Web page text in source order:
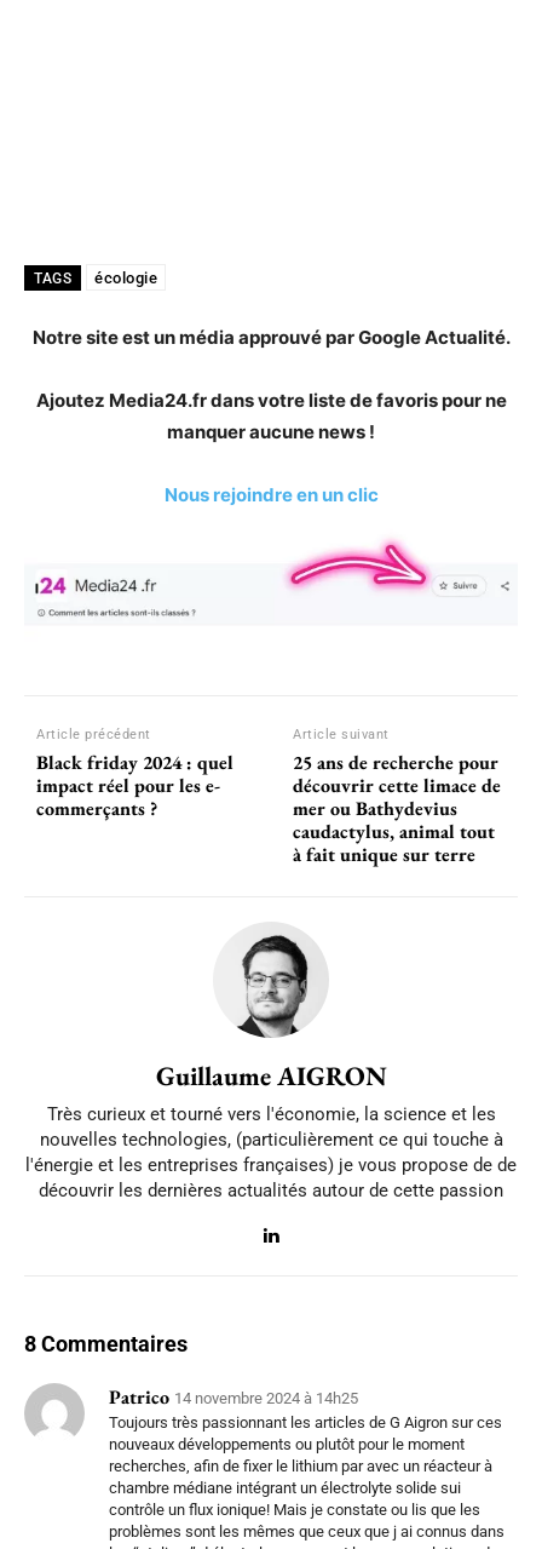
TAGS écologie
Notre site est un média approuvé par Google Actualité.
Ajoutez Media24.fr dans votre liste de favoris pour ne
manquer aucune news !
Nous rejoindre en un clic
Article précédent
Black friday 2024 : quel
impact réel pour les e-
commerçants ?
Article suivant
25 ans de recherche pour
découvrir cette limace de
mer ou Bathydevius
caudactylus, animal tout
à fait unique sur terre
Guillaume AIGRON
Très curieux et tourné vers l'économie, la science et les
nouvelles technologies, (particulièrement ce qui touche à
l'énergie et les entreprises françaises) je vous propose de de
découvrir les dernières actualités autour de cette passion
8 Commentaires
Patrico 14 novembre 2024 à 14h25
Toujours très passionnant les articles de G Aigron sur ces
nouveaux développements ou plutôt pour le moment
recherches, afin de fixer le lithium par avec un réacteur à
chambre médiane intégrant un électrolyte solide sui
contrôle un flux ionique! Mais je constate ou lis que les
problèmes sont les mêmes que ceux que j ai connus dans